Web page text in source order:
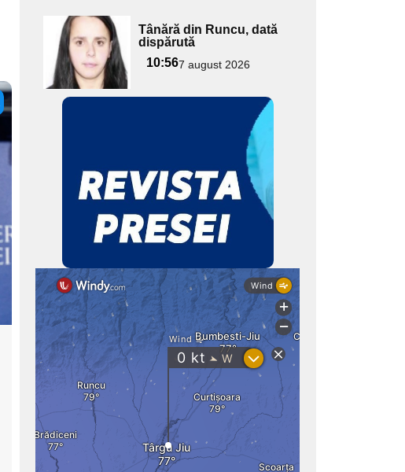
Adaugă
aici textul
pentru
subtitlu
Tânără din Runcu, dată
dispărută
10:567 august 2026